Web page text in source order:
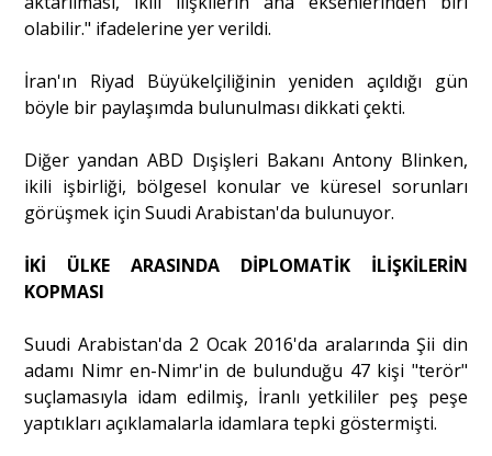
Dosya Haber
Ankara Analiz
Sağlık
olabilir." ifadelerine yer verildi.
İran'ın Riyad Büyükelçiliğinin yeniden açıldığı gün
böyle bir paylaşımda bulunulması dikkati çekti.
Diğer yandan ABD Dışişleri Bakanı Antony Blinken,
ikili işbirliği, bölgesel konular ve küresel sorunları
görüşmek için Suudi Arabistan'da bulunuyor.
İKİ ÜLKE ARASINDA DİPLOMATİK İLİŞKİLERİN
KOPMASI
Suudi Arabistan'da 2 Ocak 2016'da aralarında Şii din
adamı Nimr en-Nimr'in de bulunduğu 47 kişi "terör"
suçlamasıyla idam edilmiş, İranlı yetkililer peş peşe
yaptıkları açıklamalarla idamlara tepki göstermişti.